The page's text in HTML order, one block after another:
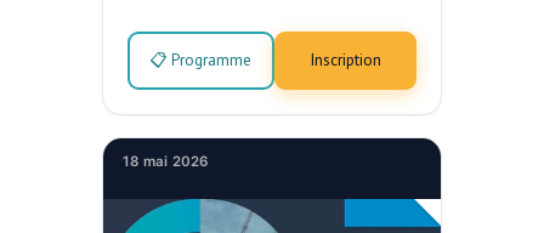
📋 Programme Inscription
18 mai 2026